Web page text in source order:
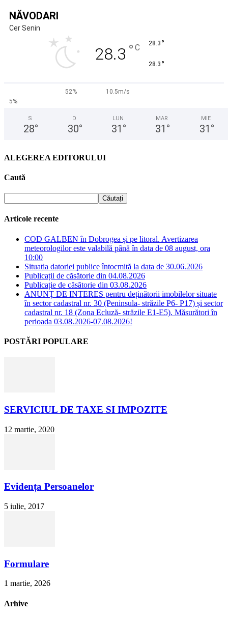
NĂVODARI
Cer Senin
28.3 ° C 28.3 °
28.3 °
52%
10.5m/s
5%
S
28°
D
30°
LUN
31 °
MAR
31 °
MIE
31 °
ALEGEREA EDITORULUI
Caută
Articole recente
COD GALBEN în Dobrogea și pe litoral. Avertizarea
meteorologilor este valabilă până în data de 08 august, ora
10:00
Situația datoriei publice întocmită la data de 30.06.2026
Publicații de căsătorie din 04.08.2026
Publicație de căsătorie din 03.08.2026
ANUNȚ DE INTERES pentru deținătorii imobilelor situate
în sector cadastral nr. 30 (Peninsula- străzile P6- P17) și sector
cadastral nr. 18 (Zona Ecluză- străzile E1-E5). Măsurători în
perioada 03.08.2026-07.08.2026!
POSTĂRI POPULARE
SERVICIUL DE TAXE SI IMPOZITE
12 martie, 2020
Evidența Persoanelor
5 iulie, 2017
Formulare
1 martie, 2026
Arhive